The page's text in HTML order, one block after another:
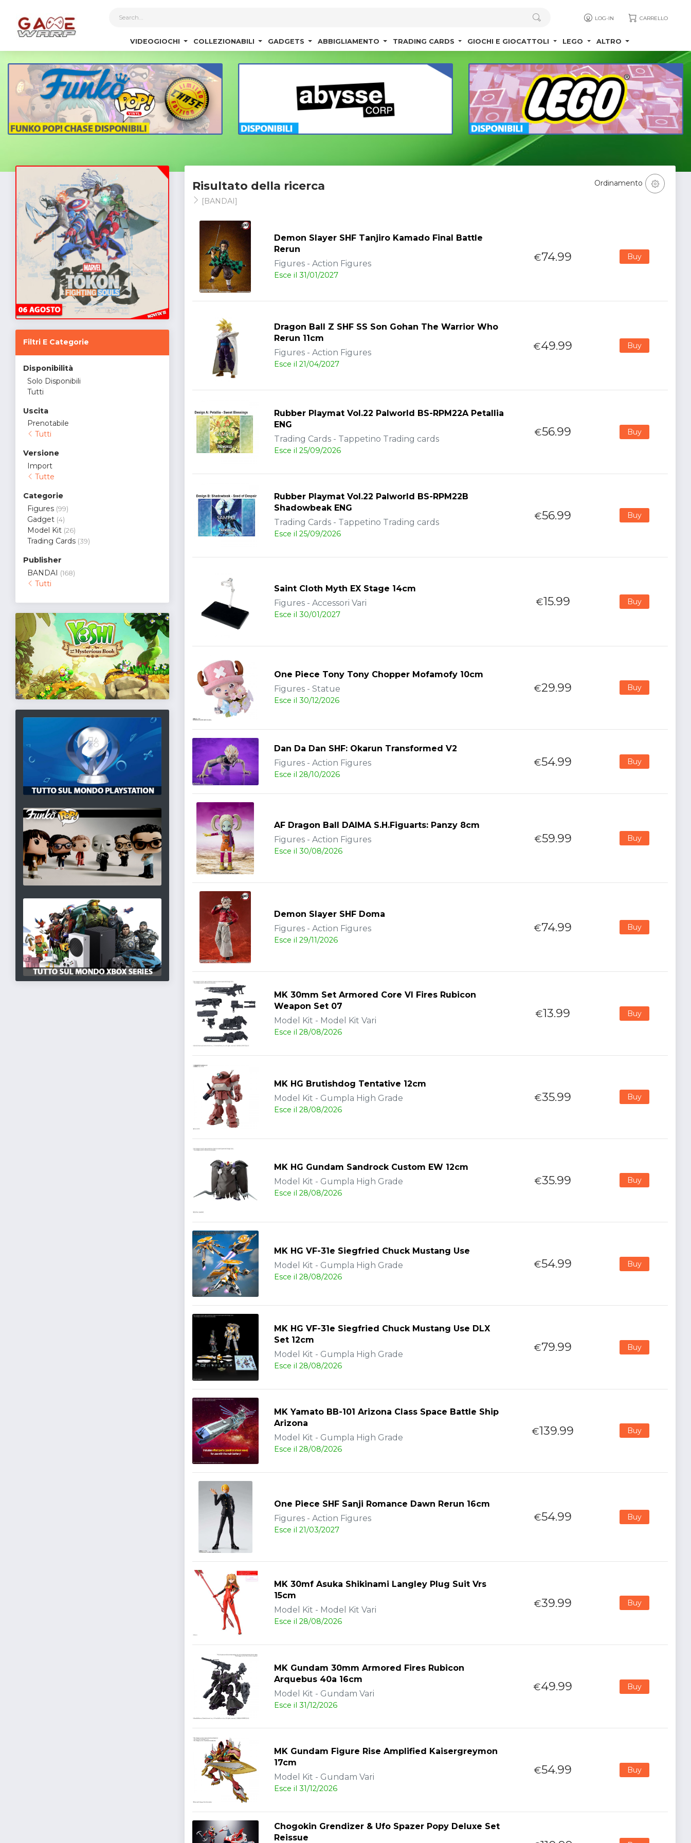
LOG-IN CARRELLO
VIDEOGIOCHI COLLEZIONABILI GADGETS ABBIGLIAMENTO TRADING CARDS GIOCHI E GIOCATTOLI LEGO ALTRO
Filtri E Categorie
Disponibilità
Solo Disponibili
Tutti
Uscita
Prenotabile
Tutti
Versione
Import
Tutte
Categorie
Figures (99)
Gadget (4)
Model Kit (26)
Trading Cards (39)
Publisher
BANDAI (168)
Tutti
Risultato della ricerca
[BANDAI]
Ordinamento
Demon Slayer SHF Tanjiro Kamado Final Battle
Rerun
Figures - Action Figures
Esce il 31/01/2027
€74.99 Buy
Dragon Ball Z SHF SS Son Gohan The Warrior Who
Rerun 11cm
Figures - Action Figures
Esce il 21/04/2027
€49.99 Buy
Rubber Playmat Vol.22 Palworld BS-RPM22A Petallia
ENG
Trading Cards - Tappetino Trading cards
Esce il 25/09/2026
€56.99 Buy
Rubber Playmat Vol.22 Palworld BS-RPM22B
Shadowbeak ENG
Trading Cards - Tappetino Trading cards
Esce il 25/09/2026
€56.99 Buy
Saint Cloth Myth EX Stage 14cm
Figures - Accessori Vari
Esce il 30/01/2027
€15.99 Buy
One Piece Tony Tony Chopper Mofamofy 10cm
Figures - Statue
Esce il 30/12/2026
€29.99 Buy
Dan Da Dan SHF: Okarun Transformed V2
Figures - Action Figures
Esce il 28/10/2026
€54.99 Buy
AF Dragon Ball DAIMA S.H.Figuarts: Panzy 8cm
Figures - Action Figures
Esce il 30/08/2026
€59.99 Buy
Demon Slayer SHF Doma
Figures - Action Figures
Esce il 29/11/2026
€74.99 Buy
MK 30mm Set Armored Core VI Fires Rubicon
Weapon Set 07
Model Kit - Model Kit Vari
Esce il 28/08/2026
€13.99 Buy
MK HG Brutishdog Tentative 12cm
Model Kit - Gumpla High Grade
Esce il 28/08/2026
€35.99 Buy
MK HG Gundam Sandrock Custom EW 12cm
Model Kit - Gumpla High Grade
Esce il 28/08/2026
€35.99 Buy
MK HG VF-31e Siegfried Chuck Mustang Use
Model Kit - Gumpla High Grade
Esce il 28/08/2026
€54.99 Buy
MK HG VF-31e Siegfried Chuck Mustang Use DLX
Set 12cm
Model Kit - Gumpla High Grade
Esce il 28/08/2026
€79.99 Buy
MK Yamato BB-101 Arizona Class Space Battle Ship
Arizona
Model Kit - Gumpla High Grade
Esce il 28/08/2026
€139.99 Buy
One Piece SHF Sanji Romance Dawn Rerun 16cm
Figures - Action Figures
Esce il 21/03/2027
€54.99 Buy
MK 30mf Asuka Shikinami Langley Plug Suit Vrs
15cm
Model Kit - Model Kit Vari
Esce il 28/08/2026
€39.99 Buy
MK Gundam 30mm Armored Fires Rubicon
Arquebus 40a 16cm
Model Kit - Gundam Vari
Esce il 31/12/2026
€49.99 Buy
MK Gundam Figure Rise Amplified Kaisergreymon
17cm
Model Kit - Gundam Vari
Esce il 31/12/2026
€54.99 Buy
Chogokin Grendizer & Ufo Spazer Popy Deluxe Set
Reissue